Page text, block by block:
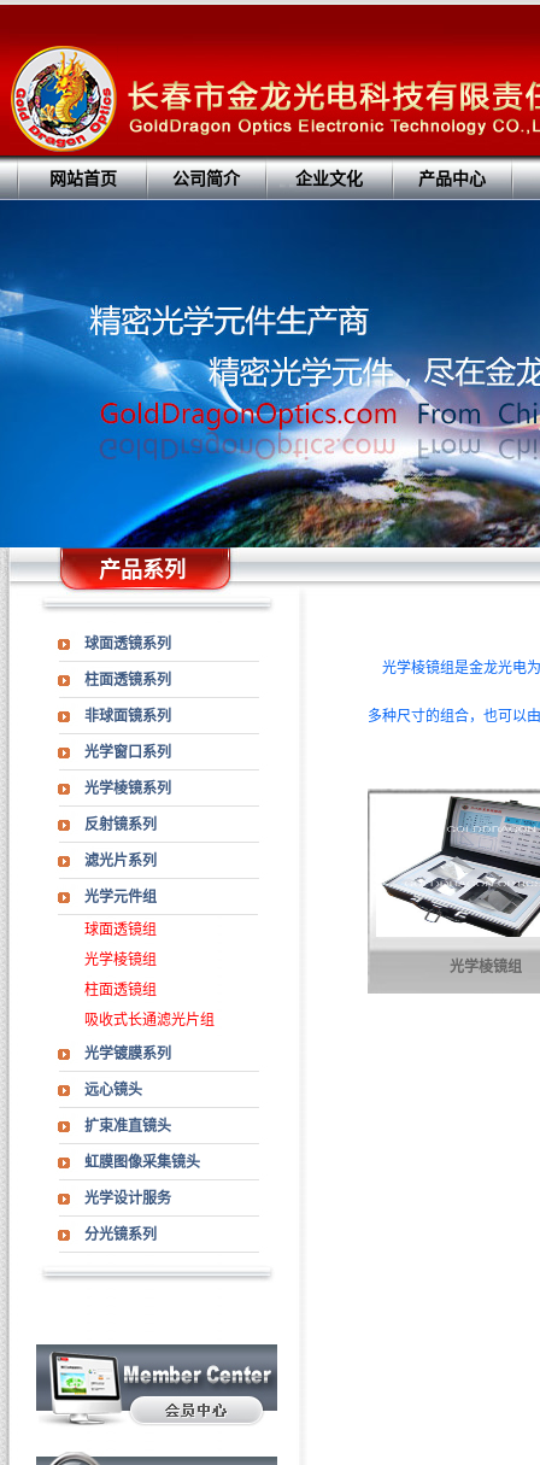
网站首页 公司简介 企业文化 产品中心
产品系列
球面透镜系列
柱面透镜系列
非球面镜系列
光学窗口系列
光学棱镜系列
反射镜系列
滤光片系列
光学元件组
球面透镜组
光学棱镜组
柱面透镜组
吸收式长通滤光片组
光学镀膜系列
远心镜头
扩束准直镜头
虹膜图像采集镜头
光学设计服务
分光镜系列
光学棱镜组是金龙光电
多种尺寸的组合，也可以
光学棱镜组